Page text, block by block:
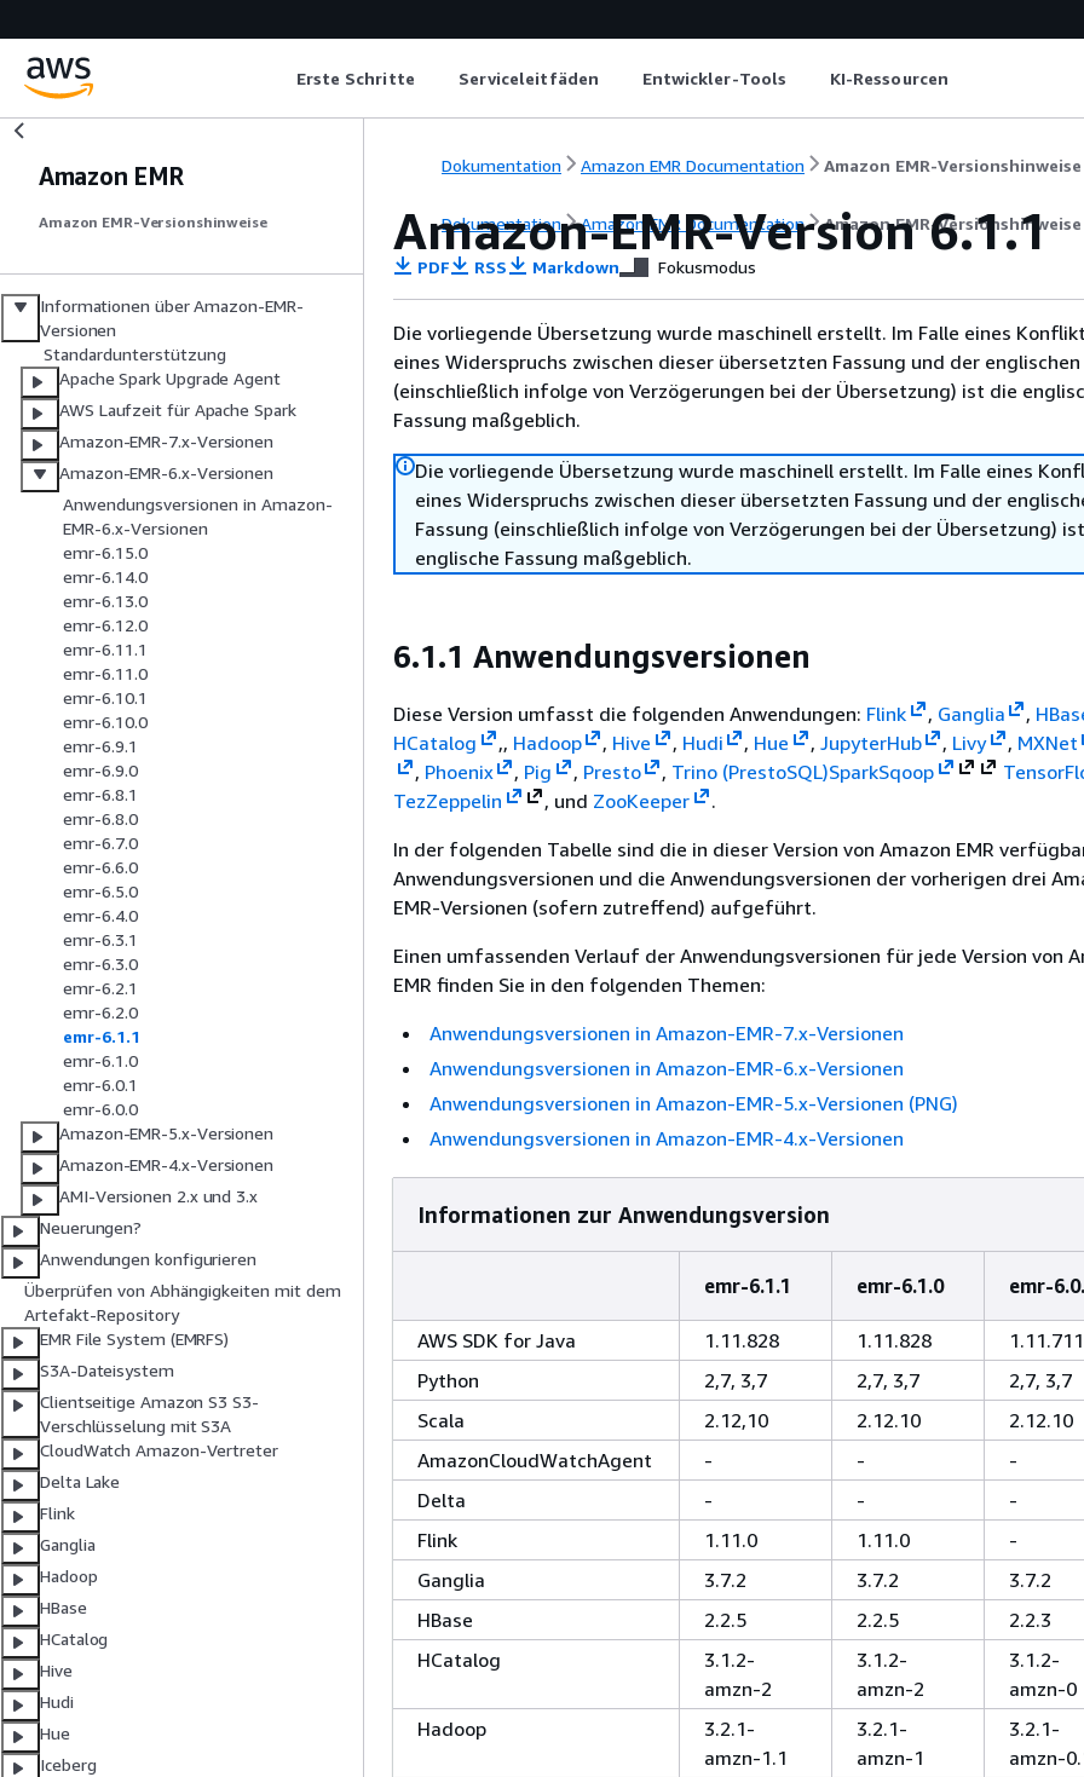
Erste Schritte Serviceleitfäden Entwickler-Tools KI-Ressourcen
Amazon EMR
Amazon EMR-Versionshinweise
Informationen über Amazon-EMR-
Versionen
Standardunterstützung
Apache Spark Upgrade Agent
AWS Laufzeit für Apache Spark
Amazon-EMR-7.x-Versionen
Amazon-EMR-6.x-Versionen
Anwendungsversionen in Amazon-
EMR-6.x-Versionen
emr-6.15.0
emr-6.14.0
emr-6.13.0
emr-6.12.0
emr-6.11.1
emr-6.11.0
emr-6.10.1
emr-6.10.0
emr-6.9.1
emr-6.9.0
emr-6.8.1
emr-6.8.0
emr-6.7.0
emr-6.6.0
emr-6.5.0
emr-6.4.0
emr-6.3.1
emr-6.3.0
emr-6.2.1
emr-6.2.0
emr-6.1.1
emr-6.1.0
emr-6.0.1
emr-6.0.0
Amazon-EMR-5.x-Versionen
Amazon-EMR-4.x-Versionen
AMI-Versionen 2.x und 3.x
Neuerungen?
Anwendungen konfigurieren
Überprüfen von Abhängigkeiten mit dem
Artefakt-Repository
EMR File System (EMRFS)
S3A-Dateisystem
Clientseitige Amazon S3 S3-
Verschlüsselung mit S3A
CloudWatch Amazon-Vertreter
Delta Lake
Flink
Ganglia
Hadoop
HBase
HCatalog
Hive
Hudi
Hue
Iceberg
Dokumentation Amazon EMR Documentation Amazon EMR-Versionshinweise
Dokumentation Amazon EMR Documentation Amazon EMR-Versionshinweise
Amazon-EMR-Version 6.1.1
PDF RSS Markdown Fokusmodus
Die vorliegende Übersetzung wurde maschinell erstellt. Im Falle eines
eines Widerspruchs zwischen dieser übersetzten Fassung und der englischen
(einschließlich infolge von Verzögerungen bei der Übersetzung) ist die
Fassung maßgeblich.
Die vorliegende Übersetzung wurde maschinell erstellt. Im Falle eines
eines Widerspruchs zwischen dieser übersetzten Fassung und der
Fassung (einschließlich infolge von Verzögerungen bei der Übersetzung)
englische Fassung maßgeblich.
6.1.1 Anwendungsversionen
Diese Version umfasst die folgenden Anwendungen: Flink , Ganglia ,
HCatalog
,, Hadoop , Hive , Hudi , Hue , JupyterHub , Livy , MXNet
, Phoenix , Pig , Presto , Trino (PrestoSQL)SparkSqoop
TezZeppelin , und ZooKeeper
.
In der folgenden Tabelle sind die in dieser Version von Amazon EMR
Anwendungsversionen und die Anwendungsversionen der vorherigen drei
EMR-Versionen (sofern zutreffend) aufgeführt.
Einen umfassenden Verlauf der Anwendungsversionen für jede Version von
EMR finden Sie in den folgenden Themen:
Anwendungsversionen in Amazon-EMR-7.x-Versionen
Anwendungsversionen in Amazon-EMR-6.x-Versionen
Anwendungsversionen in Amazon-EMR-5.x-Versionen (PNG)
Anwendungsversionen in Amazon-EMR-4.x-Versionen
Informationen zur Anwendungsversion
emr-6.1.1 emr-6.1.0 emr-
AWS SDK for Java 1.11.828 1.11.828 1.11.711
Python
2,7, 3,7 2,7, 3,7 2,7, 3,7
Scala
2.12,10 2.12.10 2.12.10
AmazonCloudWatchAgent
- - -
Delta
- - -
Flink
1.11.0 1.11.0 -
Ganglia
3.7.2 3.7.2 3.7.2
HBase
2.2.5 2.2.5 2.2.3
HCatalog
3.1.2-
amzn-2
3.1.2-
amzn-2
3.1.2-
amzn-0
Hadoop
3.2.1-
amzn-1.1
3.2.1-
amzn-1
3.2.1-
amzn-